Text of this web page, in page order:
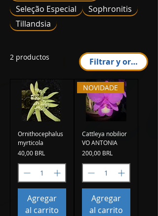
Seleção Especial
Sophronitis
Tillandsia
2 productos Filtrar y ordenar
Ornithocephalus
myrticola
Precio
40,00 BRL
Agregar
al carrito
NOVIDADE
Cattleya nobilior
VO ANTONIA
Precio
200,00 BRL
Agregar
al carrito